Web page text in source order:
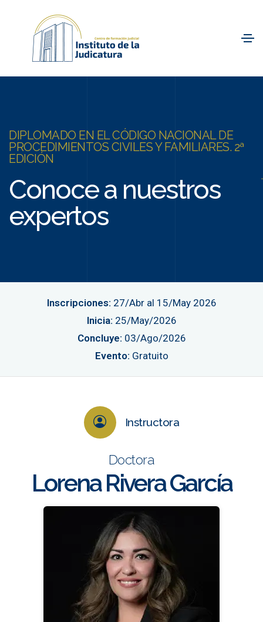
DIPLOMADO EN EL CÓDIGO NACIONAL DE
PROCEDIMIENTOS CIVILES Y FAMILIARES. 2ª
EDICIÓN
Conoce a nuestros
expertos
Inscripciones: 27/Abr al 15/May 2026
Inicia: 25/May/2026
Concluye: 03/Ago/2026
Evento: Gratuito
Instructora
Doctora
Lorena Rivera García